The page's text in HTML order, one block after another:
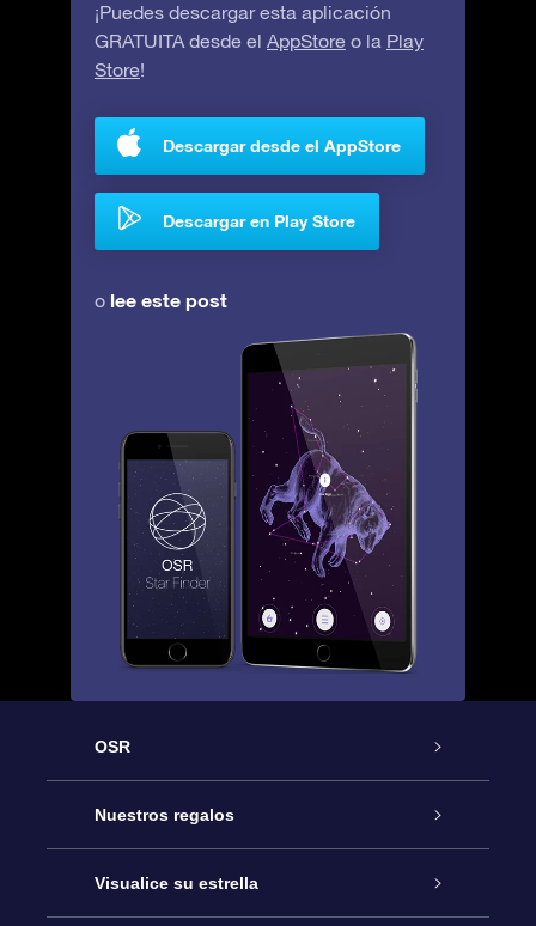
¡Puedes descargar esta aplicación
GRATUITA desde el AppStore o la Play
Store!
Descargar desde el AppStore
Descargar en Play Store
o lee este post
OSR
Atención
Contáctanos
Nuestros regalos
Regalo Estrella Online
Visualice su estrella